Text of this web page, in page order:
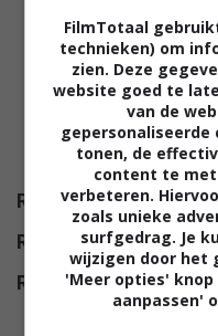
Philip
Dan
Release
Release NL
Release DVD
FilmTotaal
technieken) om
zien. Deze
website goed te
van de
tonen, de
content te
verbeteren.
zoals unieke
surfgedrag. Je
wijzigen door het
'Meer opties'
aanpassen'